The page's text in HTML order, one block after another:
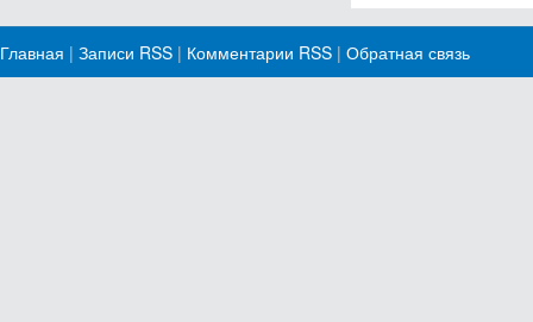
Главная | Записи RSS | Комментарии RSS | Обратная связь